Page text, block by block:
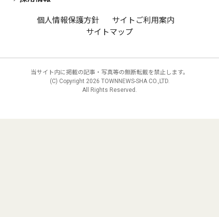
個人情報保護方針
サイトご利用案内
サイトマップ
当サイト内に掲載の記事・写真等の無断転載を禁止します。
(C) Copyright 2026 TOWNNEWS-SHA CO.,LTD.
All Rights Reserved.